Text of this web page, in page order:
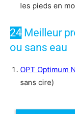
les pieds en
24 Meilleur
ou sans eau
OPT Optimum
sans cire)